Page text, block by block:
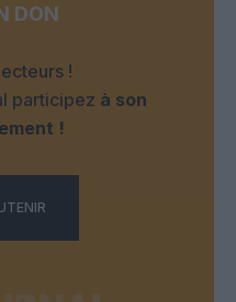
DON
!
participez à son
!